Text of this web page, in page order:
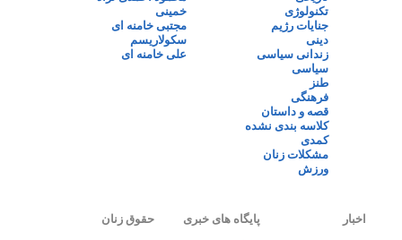
تکنولوژی
جنایات رژیم
دینی
زندانی سیاسی
سیاسی
طنز
فرهنگی
قصه و داستان
کلاسه بندی نشده
کمدی
مشکلات زنان
ورزش
خمینی
مجتبی خامنه ای
سکولاریسم
علی خامنه ای
اخبار پایگاه های خبری حقوق زنان